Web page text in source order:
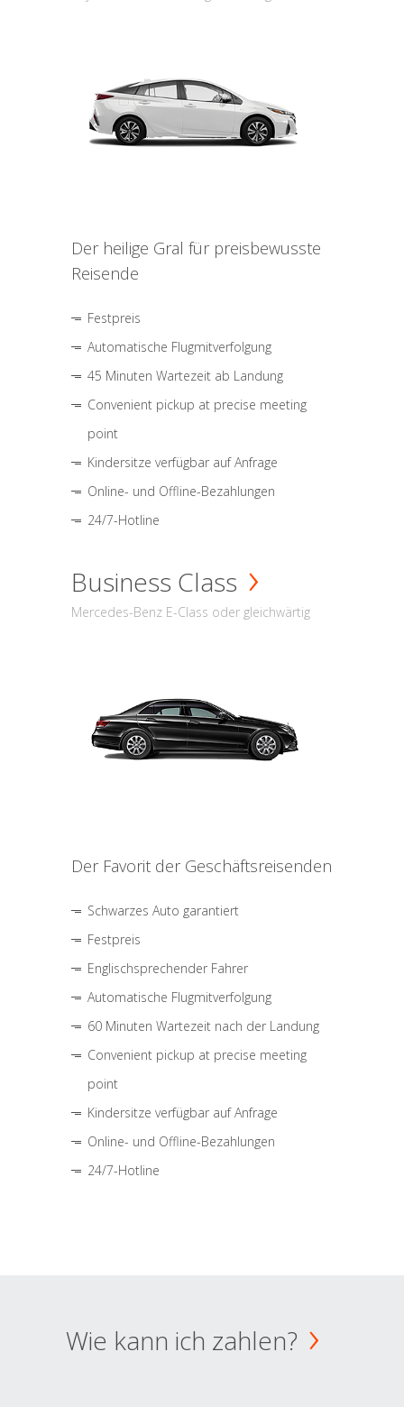
Der heilige Gral für preisbewusste
Reisende
Festpreis
Automatische Flugmitverfolgung
45 Minuten Wartezeit ab Landung
Convenient pickup at precise meeting
point
Kindersitze verfügbar auf Anfrage
Online- und Offline-Bezahlungen
24/7-Hotline
Business Class
Mercedes-Benz E-Class oder gleichwärtig
Der Favorit der Geschäftsreisenden
Schwarzes Auto garantiert
Festpreis
Englischsprechender Fahrer
Automatische Flugmitverfolgung
60 Minuten Wartezeit nach der Landung
Convenient pickup at precise meeting
point
Kindersitze verfügbar auf Anfrage
Online- und Offline-Bezahlungen
24/7-Hotline
Wie kann ich zahlen?